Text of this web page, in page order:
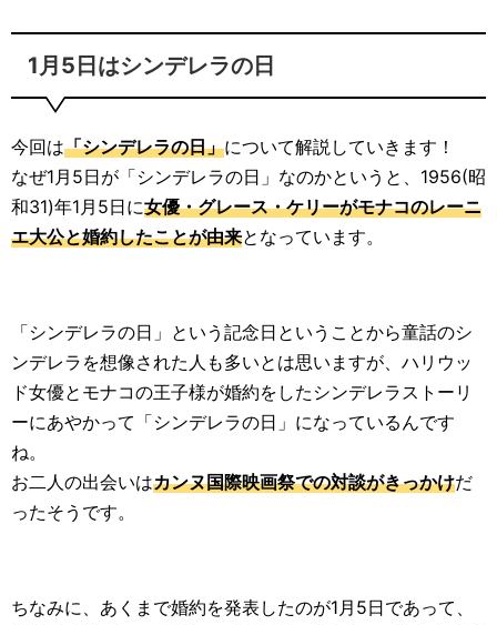
1月5日はシンデレラの日
今回は「シンデレラの日」について解説していきます！
なぜ1月5日が「シンデレラの日」なのかというと、1956(昭
和31)年1月5日に女優・グレース・ケリーがモナコのレーニ
エ大公と婚約したことが由来となっています。
「シンデレラの日」という記念日ということから童話のシ
ンデレラを想像された人も多いとは思いますが、ハリウッ
ド女優とモナコの王子様が婚約をしたシンデレラストーリ
ーにあやかって「シンデレラの日」になっているんです
ね。
お二人の出会いはカンヌ国際映画祭での対談がきっかけだ
ったそうです。
ちなみに、あくまで婚約を発表したのが1月5日であって、